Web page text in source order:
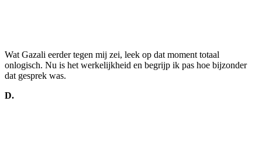
Wat Gazali eerder tegen mij zei, leek op dat moment totaal
onlogisch. Nu is het werkelijkheid en begrijp ik pas hoe bijzonder
dat gesprek was.
D.